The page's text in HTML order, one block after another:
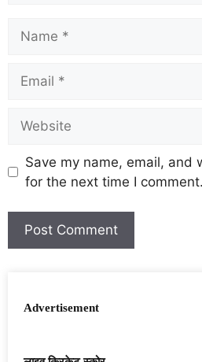
Save my name, email, and
for the next time I comment.
Advertisement